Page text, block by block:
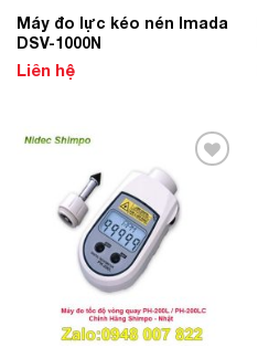
­­Máy đo lực kéo nén Imada
DSV-1000N
Liên hệ
Wishlist